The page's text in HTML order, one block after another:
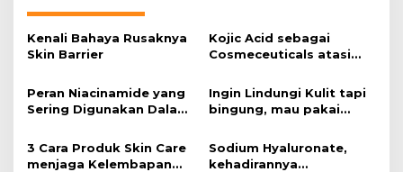
Kenali Bahaya Rusaknya
Skin Barrier
Kojic Acid sebagai
Cosmeceuticals atasi
Peran Niacinamide yang
Sering Digunakan Dalam
Ingin Lindungi Kulit tapi
bingung, mau pakai
‘Sunblock’
3 Cara Produk Skin Care
menjaga Kelembapan
Sodium Hyaluronate,
kehadirannya